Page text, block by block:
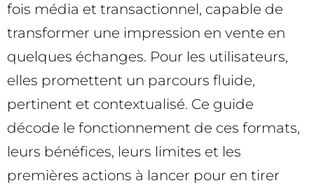
fois média et transactionnel, capable de
transformer une impression en vente en
quelques échanges. Pour les utilisateurs,
elles promettent un parcours fluide,
pertinent et contextualisé. Ce guide
décode le fonctionnement de ces formats,
leurs bénéfices, leurs limites et les
premières actions à lancer pour en tirer